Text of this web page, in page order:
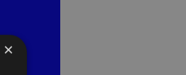
×